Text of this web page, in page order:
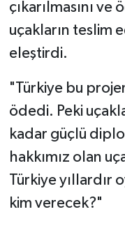
çıkarılmasını
uçakların teslim
eleştirdi.
"Türkiye bu
ödedi. Peki
kadar güçlü
hakkımız olan
Türkiye yıllardır
kim verecek?"